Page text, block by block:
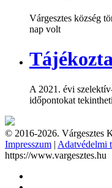
Várgesztes község
nap volt
A 2021. évi
időpontokat
© 2016-2026. Várgesztes
Impresszum | Adatvédelmi
https://www.vargesztes.hu